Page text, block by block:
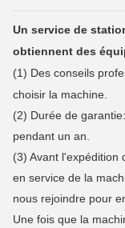
Un service de
obtiennent des
(1) Des conseils
choisir la machine.
(2) Durée de
pendant un an.
(3) Avant l'expédition
en service de la
nous rejoindre pour
Une fois que la